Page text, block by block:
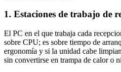
1. Estaciones de trabajo de
El PC en el que trabaja cada
sobre CPU; es sobre tiempo de
ergonomía y si la unidad cabe
sin convertirse en trampa de calor o